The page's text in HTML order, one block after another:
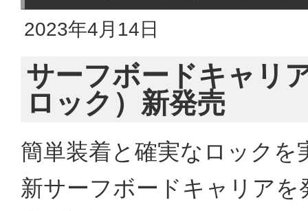
2023年4月14日
サーフボードキャリ
ロック）新発売
簡単装着と確実なロック
新サーフボードキャリア